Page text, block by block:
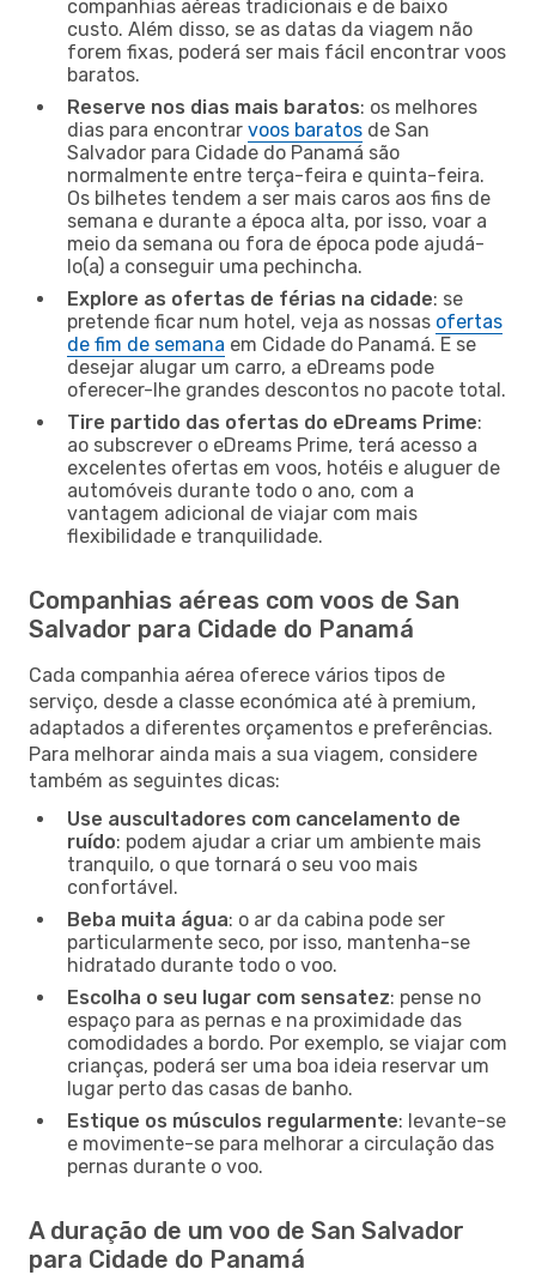
companhias aéreas tradicionais e de baixo
custo. Além disso, se as datas da viagem não
forem fixas, poderá ser mais fácil encontrar voos
baratos.
Reserve nos dias mais baratos: os melhores
dias para encontrar voos baratos de San
Salvador para Cidade do Panamá são
normalmente entre terça-feira e quinta-feira.
Os bilhetes tendem a ser mais caros aos fins de
semana e durante a época alta, por isso, voar a
meio da semana ou fora de época pode ajudá-
lo(a) a conseguir uma pechincha.
Explore as ofertas de férias na cidade: se
pretende ficar num hotel, veja as nossas ofertas
de fim de semana em Cidade do Panamá. E se
desejar alugar um carro, a eDreams pode
oferecer-lhe grandes descontos no pacote total.
Tire partido das ofertas do eDreams Prime:
ao subscrever o eDreams Prime, terá acesso a
excelentes ofertas em voos, hotéis e aluguer de
automóveis durante todo o ano, com a
vantagem adicional de viajar com mais
flexibilidade e tranquilidade.
Companhias aéreas com voos de San
Salvador para Cidade do Panamá
Cada companhia aérea oferece vários tipos de
serviço, desde a classe económica até à premium,
adaptados a diferentes orçamentos e preferências.
Para melhorar ainda mais a sua viagem, considere
também as seguintes dicas:
Use auscultadores com cancelamento de
ruído: podem ajudar a criar um ambiente mais
tranquilo, o que tornará o seu voo mais
confortável.
Beba muita água: o ar da cabina pode ser
particularmente seco, por isso, mantenha-se
hidratado durante todo o voo.
Escolha o seu lugar com sensatez: pense no
espaço para as pernas e na proximidade das
comodidades a bordo. Por exemplo, se viajar com
crianças, poderá ser uma boa ideia reservar um
lugar perto das casas de banho.
Estique os músculos regularmente: levante-se
e movimente-se para melhorar a circulação das
pernas durante o voo.
A duração de um voo de San Salvador
para Cidade do Panamá